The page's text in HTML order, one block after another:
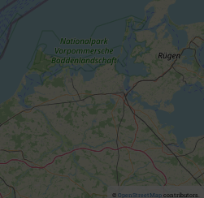
© OpenStreetMapcontributors.